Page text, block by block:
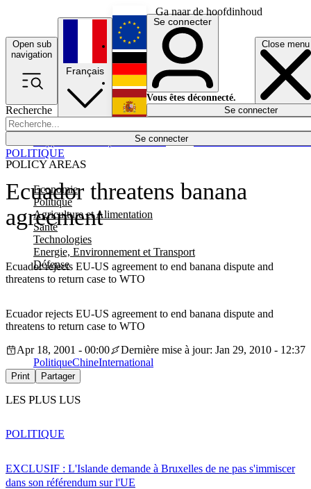
Ga naar de hoofdinhoud
Open sub
navigation
Close menu
Recherche
Se connecter
POLICY AREAS
Economie
Politique
Agriculture et Alimentation
Santé
Technologies
Energie, Environnement et Transport
Défense
Économie
Français
English
Deutsch
Español
Se connecter
Vous êtes déconnecté.
Se connecter
Ecuador threatens banana
agreement
Ecuador rejects EU-US agreement to end banana dispute and
threatens to return case to WTO
POLITIQUE
Ecuador rejects EU-US agreement to end banana dispute and
threatens to return case to WTO
Apr 18, 2001 - 00:00
Dernière mise à jour: Jan 29, 2010 - 12:37
PolitiqueChineInternational
Print Partager
LES PLUS LUS
EXCLUSIF : L'Islande demande à Bruxelles de ne pas s'immiscer
dans son référendum sur l'UE
POLITIQUE